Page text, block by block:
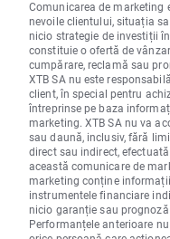
Comunicarea de marketing
nevoile clientului, situația
nicio strategie de investiții
constituie o ofertă de
cumpărare, reclamă sau
XTB SA nu este
client, în special pentru
întreprinse pe baza
marketing. XTB SA nu va
sau daună, inclusiv, fără
direct sau indirect,
această comunicare de
marketing conține
instrumentele financiare
nicio garanție sau
Performanțele anterioare